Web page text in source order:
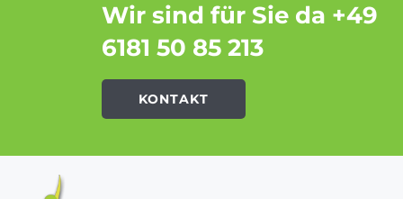
Wir sind für Sie da +49
6181 50 85 213
KONTAKT